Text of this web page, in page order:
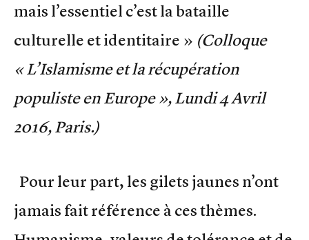
mais l’essentiel c’est la bataille
culturelle et identitaire » (Colloque
« L’Islamisme et la récupération
populiste en Europe », Lundi 4 Avril
2016, Paris.)
Pour leur part, les gilets jaunes n’ont
jamais fait référence à ces thèmes.